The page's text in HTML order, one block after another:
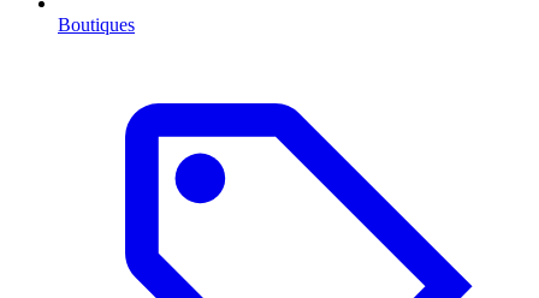
Boutiques